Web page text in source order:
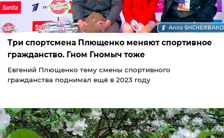
Три спортсмена Плющенко меняют спортивное
гражданство. Гном Гномыч тоже
Евгений Плющенко тему смены спортивного
гражданства поднимал ещё в 2023 году